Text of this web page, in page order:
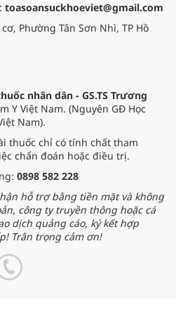
toasoansuckhoeviet@gmail.com
Phường Tân Sơn Nhì, TP Hồ
nhân dân - GS.TS Trương
Y Việt Nam. (Nguyên GĐ Học
Nam).
thuốc chỉ có tính chất tham
chẩn đoán hoặc điều trị.
0898 582 228
hỗ trợ bằng tiền mặt và không
công ty truyền thông hoặc cá
dịch quảng cáo, ký kết hợp
Trân trọng cảm ơn!